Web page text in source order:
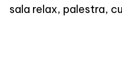
sala relax, palestra,